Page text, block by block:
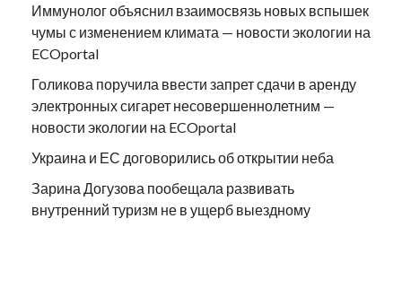
Иммунолог объяснил взаимосвязь новых вспышек
чумы с изменением климата — новости экологии на
ECOportal
Голикова поручила ввести запрет сдачи в аренду
электронных сигарет несовершеннолетним —
новости экологии на ECOportal
Украина и ЕС договорились об открытии неба
Зарина Догузова пообещала развивать
внутренний туризм не в ущерб выездному